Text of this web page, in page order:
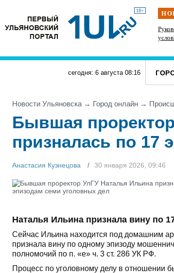
18+
В Ульяновской области почти удвоили
производство мяса и растительного масла
сегодня: 6 августа 08:16
Новости Ульяновска → Город онлайн →
Бывшая
призналась по 17
Анастасия Кузнецова 30 января 2026, 09:46
Наталья Ильина признала вину по
Сейчас Ильина находится под домашним
признала вину по одному эпизоду
полномочий по п. «е» ч. 3 ст. 286 УК РФ.
Процесс по уголовному делу в отношении